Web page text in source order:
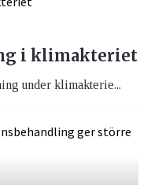
i klimakteriet
under klimakterie...